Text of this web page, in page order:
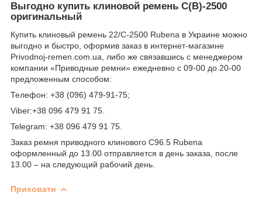
Выгодно купить клиновой ремень C(B)-2500
оригинальный
Купить клиновый ремень 22/C-2500 Rubena в Украине можно
выгодно и быстро, оформив заказ в интернет-магазине
Рrivodnoj-remen.com.ua, либо же связавшись с менеджером
компании «Приводные ремни» ежедневно с 09-00 до 20-00
предложенным способом:
Телефон: +38 (096) 479-91-75;
Viber:+38 096 479 91 75.
Telegram: +38 096 479 91 75.
Заказ ремня приводного клинового C96.5 Rubena
оформленный до 13.00 отправляется в день заказа, после
13.00 – на следующий рабочий день.
Приховати